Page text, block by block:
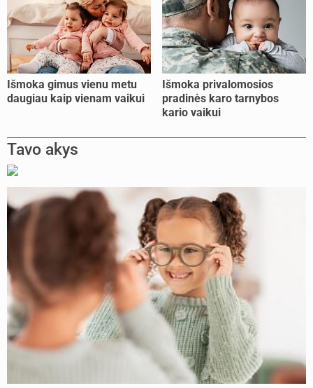
Išmoka gimus vienu metu
daugiau kaip vienam vaikui
Išmoka privalomosios
pradinės karo tarnybos
kario vaikui
Tavo akys